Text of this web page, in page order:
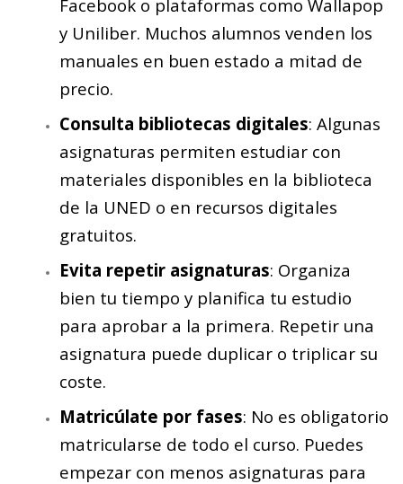
Facebook o plataformas como Wallapop
y Uniliber. Muchos alumnos venden los
manuales en buen estado a mitad de
precio.
Consulta bibliotecas digitales: Algunas
asignaturas permiten estudiar con
materiales disponibles en la biblioteca
de la UNED o en recursos digitales
gratuitos.
Evita repetir asignaturas: Organiza
bien tu tiempo y planifica tu estudio
para aprobar a la primera. Repetir una
asignatura puede duplicar o triplicar su
coste.
Matricúlate por fases: No es obligatorio
matricularse de todo el curso. Puedes
empezar con menos asignaturas para